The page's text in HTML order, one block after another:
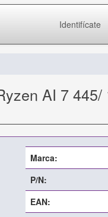
Identifícate
AI 7
Marca:
P/N:
EAN: